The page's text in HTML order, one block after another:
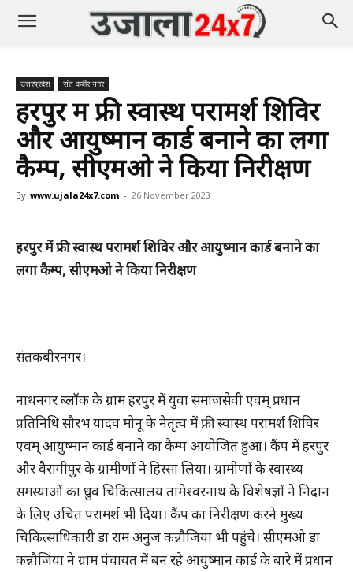
उत्तरप्रदेश संत कबीर नगर
हरपुर में फ्री स्वास्थ परामर्श शिविर
और आयुष्मान कार्ड बनाने का लगा
कैम्प, सीएमओ ने किया निरीक्षण
By www.ujala24x7.com - 26 November 2023
हरपुर में फ्री स्वास्थ परामर्श शिविर और आयुष्मान कार्ड बनाने का
लगा कैम्प, सीएमओ ने किया निरीक्षण
संतकबीरनगर।
नाथनगर ब्लॉक के ग्राम हरपुर में युवा समाजसेवी एवम् प्रधान
प्रतिनिधि सौरभ यादव मोनू के नेतृत्व में फ्री स्वास्थ परामर्श शिविर
एवम् आयुष्मान कार्ड बनाने का कैम्प आयोजित हुआ। कैंप में हरपुर
और वैरागीपुर के ग्रामीणों ने हिस्सा लिया। ग्रामीणों के स्वास्थ्य
समस्याओं का ध्रुव चिकित्सालय तामेश्वरनाथ के विशेषज्ञों ने निदान
के लिए उचित परामर्श भी दिया। कैंप का निरीक्षण करने मुख्य
चिकित्साधिकारी डा राम अनुज कन्नौजिया भी पहुंचे। सीएमओ डा
कन्नौजिया ने ग्राम पंचायत में बन रहे आयुष्मान कार्ड के बारे में प्रधान